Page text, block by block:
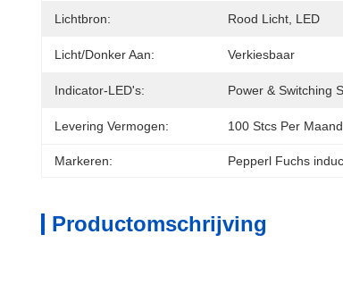
Lichtbron: Rood Licht, LED
Licht/donker Aan: Verkiesbaar
Indicator-LED's: Power & Switching
Levering Vermogen: 100 Stcs Per Maand
Markeren: Pepperl Fuchs
Productomschrijving